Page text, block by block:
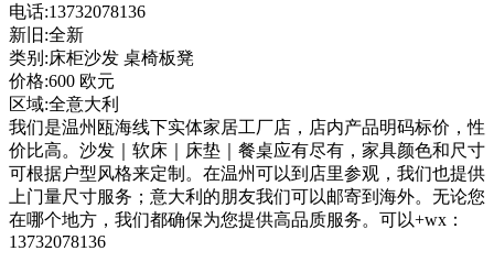
电话:13732078136
新旧:全新
类别:床柜沙发 桌椅板凳
价格:600 欧元
区域:全意大利
我们是温州瓯海线下实体家居工厂店，店内产品明码标价，性
价比高。沙发｜软床｜床垫｜餐桌应有尽有，家具颜色和尺寸
可根据户型风格来定制。在温州可以到店里参观，我们也提供
上门量尺寸服务；意大利的朋友我们可以邮寄到海外。无论您
在哪个地方，我们都确保为您提供高品质服务。可以+wx：
13732078136